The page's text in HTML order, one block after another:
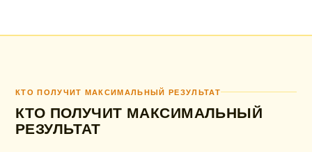
КТО ПОЛУЧИТ МАКСИМАЛЬНЫЙ РЕЗУЛЬТАТ
КТО ПОЛУЧИТ МАКСИМАЛЬНЫЙ
РЕЗУЛЬТАТ